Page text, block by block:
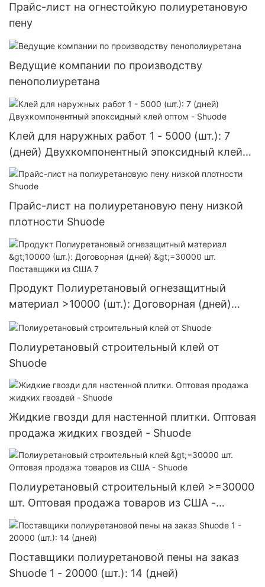
Прайс-лист на огнестойкую полиуретановую
пену
Ведущие компании по производству
пенополиуретана
Клей для наружных работ 1 - 5000 (шт.): 7
(дней) Двухкомпонентный эпоксидный клей
оптом - Shuode
Прайс-лист на полиуретановую пену низкой
плотности Shuode
Продукт Полиуретановый огнезащитный
материал >10000 (шт.): Договорная (дней)
>=30000 шт. Поставщики из США 7
Полиуретановый строительный клей от
Shuode
Жидкие гвозди для настенной плитки. Оптовая
продажа жидких гвоздей - Shuode
Полиуретановый строительный клей >=30000
шт. Оптовая продажа товаров из США -
Shuode
Поставщики полиуретановой пены на заказ
Shuode 1 - 20000 (шт.): 14 (дней)